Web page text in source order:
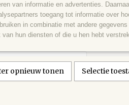
(inclusief btw 21%)
van informatie en advertenties.
toegang tot informatie over
in combinatie met andere
hun diensten of die u hen hebt
opnieuw tonen Selectie